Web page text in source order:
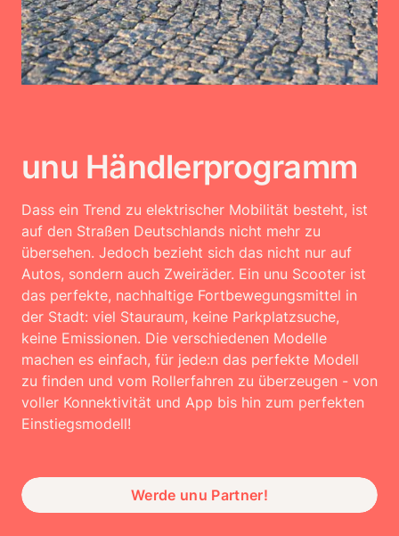
unu Händlerprogramm
Dass ein Trend zu elektrischer Mobilität besteht, ist
auf den Straßen Deutschlands nicht mehr zu
übersehen. Jedoch bezieht sich das nicht nur auf
Autos, sondern auch Zweiräder. Ein unu Scooter ist
das perfekte, nachhaltige Fortbewegungsmittel in
der Stadt: viel Stauraum, keine Parkplatzsuche,
keine Emissionen. Die verschiedenen Modelle
machen es einfach, für jede:n das perfekte Modell
zu finden und vom Rollerfahren zu überzeugen - von
voller Konnektivität und App bis hin zum perfekten
Einstiegsmodell!
Werde unu Partner!